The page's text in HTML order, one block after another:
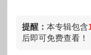
临近考试，许多考生在进
够。今天小希就来分享一
提醒： 本专辑包含
后即可免费查看！